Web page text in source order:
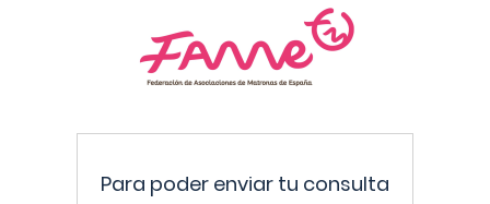
Para poder enviar tu consulta